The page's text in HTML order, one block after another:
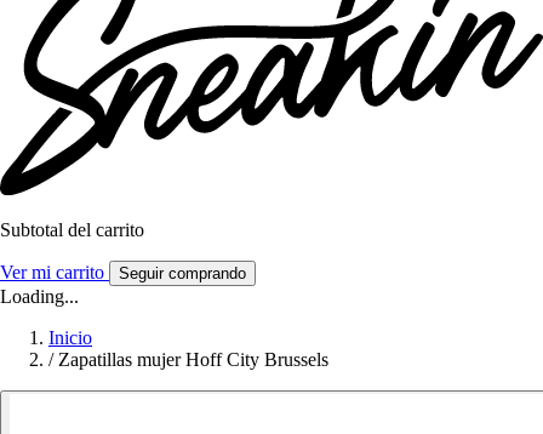
Subtotal del carrito
Ver mi carrito Seguir comprando
Loading...
Inicio
/ Zapatillas mujer Hoff City Brussels